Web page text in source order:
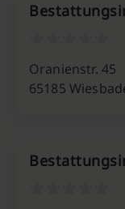
Oranienstr. 45
65185